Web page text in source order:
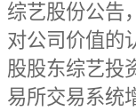
综艺股份公告
对公司价值的
股股东综艺投
易所交易系统